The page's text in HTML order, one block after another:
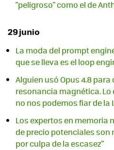
"peligroso" como el de
29 junio
La moda del prompt
que se lleva es el loop
Alguien usó Opus 4.8
resonancia magnética.
no nos podemos fiar de la
Los expertos en memoria
de precio potenciales son
por culpa de la escasez"